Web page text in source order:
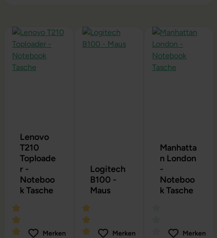
Produktgalerie überspringen
Lenovo
T210
Toploade
r -
Noteboo
k Tasche
Merken
Logitech
B100 -
Maus
Merken
Manhatta
n London
-
Noteboo
k Tasche
Merken